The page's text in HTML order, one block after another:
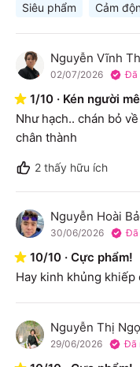
Siêu phẩm Cảm
N Nguyễn Vĩnh
02/07/2026 Đã
1/10 · Kén người mê
Như hạch.. chán bỏ
chân thành
2 thấy hữu ích
N Nguyễn Hoài
30/06/2026 Đã
10/10 · Cực phẩm!
Hay kinh khủng
N Nguyễn Thị
29/06/2026 Đã